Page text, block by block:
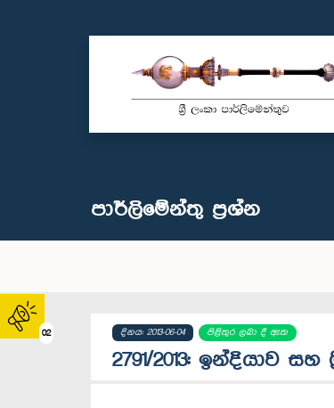
02
පාර්ලි‌මේන්තු‌ ප්‍රශ්න
දිනය: 2013-06-04 පිළිතුර ලබා දී ඇත
2791/2013: ඉන්දියාව